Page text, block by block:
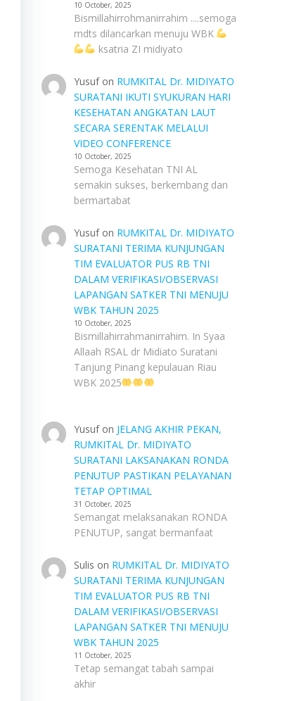
10 October, 2025
Bismillahirrohmanirrahim ....semoga
mdts dilancarkan menuju WBK
ksatria ZI midiyato
Yusufon RUMKITAL Dr. MIDIYATO
SURATANI IKUTI SYUKURAN HARI
KESEHATAN ANGKATAN LAUT
SECARA SERENTAK MELALUI
VIDEO CONFERENCE
10 October, 2025
Semoga Kesehatan TNI AL
semakin sukses, berkembang dan
bermartabat
Yusufon RUMKITAL Dr. MIDIYATO
SURATANI TERIMA KUNJUNGAN
TIM EVALUATOR PUS RB TNI
DALAM VERIFIKASI/OBSERVASI
LAPANGAN SATKER TNI MENUJU
WBK TAHUN 2025
10 October, 2025
Bismillahirrahmanirrahim. In Syaa
Allaah RSAL dr Midiato Suratani
Tanjung Pinang kepulauan Riau
WBK 2025
Yusufon JELANG AKHIR PEKAN,
RUMKITAL Dr. MIDIYATO
SURATANI LAKSANAKAN RONDA
PENUTUP PASTIKAN PELAYANAN
TETAP OPTIMAL
31 October, 2025
Semangat melaksanakan RONDA
PENUTUP, sangat bermanfaat
Sulis on RUMKITAL Dr. MIDIYATO
SURATANI TERIMA KUNJUNGAN
TIM EVALUATOR PUS RB TNI
DALAM VERIFIKASI/OBSERVASI
LAPANGAN SATKER TNI MENUJU
WBK TAHUN 2025
11 October, 2025
Tetap semangat tabah sampai
akhir